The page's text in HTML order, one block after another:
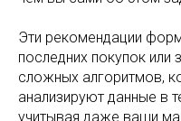
Эти рекомендации
последних покупок или
сложных алгоритмов,
анализируют данные в
учитывая даже ваши